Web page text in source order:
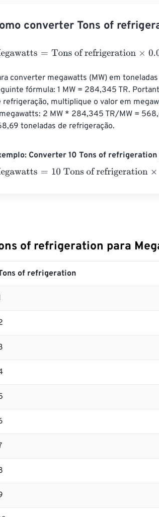
converter Tons of
=Tons of refrigeration×
converter megawatts (MW) em
fórmula: 1 MW = 284,345 TR.
refrigeração, multiplique o valor em
2 MW * 284,345 TR/MW =
toneladas de refrigeração.
Converter 10 Tons of
=10 Tons of refrigeration×
of refrigeration para
of refrigeration